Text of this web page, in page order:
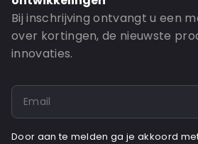
Bij inschrijving ontvangt u een
over kortingen, de nieuwste
innovaties.
Door aan te melden ga je akkoord